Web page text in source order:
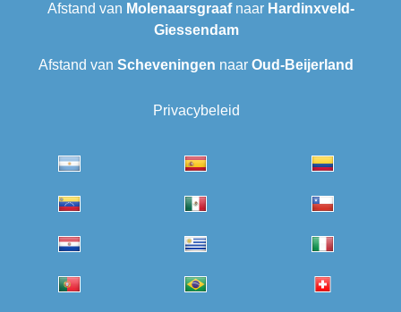
Afstand van Molenaarsgraafnaar Hardinxveld-
Giessendam
Afstand van Scheveningen‎ naar Oud-Beijerland
Privacybeleid